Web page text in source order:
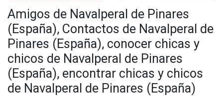
Amigos de Navalperal de Pinares
(España), Contactos de Navalperal de
Pinares (España), conocer chicas y
chicos de Navalperal de Pinares
(España), encontrar chicas y chicos
de Navalperal de Pinares (España)